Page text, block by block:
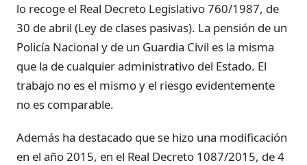
lo recoge el Real Decreto Legislativo 760/1987, de
30 de abril (Ley de clases pasivas). La pensión de un
Policía Nacional y de un Guardia Civil es la misma
que la de cualquier administrativo del Estado. El
trabajo no es el mismo y el riesgo evidentemente
no es comparable.
Además ha destacado que se hizo una modificación
en el año 2015, en el Real Decreto 1087/2015, de 4